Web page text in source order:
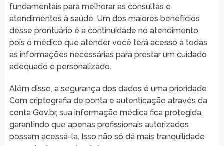
fundamentais para melhorar as consultas e
atendimentos à saúde. Um dos maiores benefícios
desse prontuário é a continuidade no atendimento,
pois o médico que atender você terá acesso a todas
as informações necessárias para prestar um cuidado
adequado e personalizado.
Além disso, a segurança dos dados é uma prioridade.
Com criptografia de ponta e autenticação através da
conta Gov.br, sua informação médica fica protegida,
garantindo que apenas profissionais autorizados
possam acessá-la. Isso não só dá mais tranquilidade